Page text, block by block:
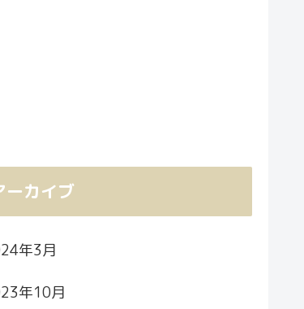
ーカイブ
年3月
年10月